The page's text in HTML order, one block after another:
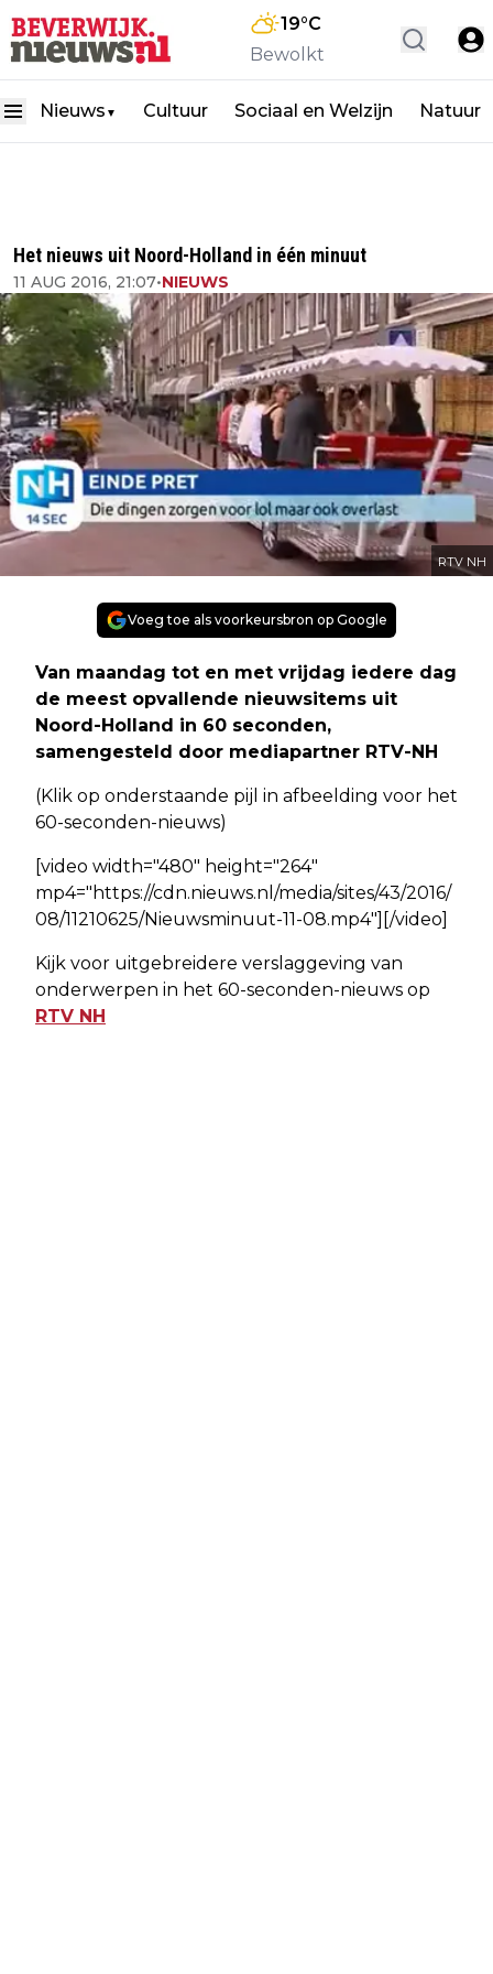
19°C
Bewolkt
Nieuws ▼ Cultuur Sociaal en Welzijn Natuur
Het nieuws uit Noord-Holland in één minuut
11 AUG 2016, 21:07•NIEUWS
RTV NH
Voeg toe als voorkeursbron op Google
Van maandag tot en met vrijdag iedere dag
de meest opvallende nieuwsitems uit
Noord-Holland in 60 seconden,
samengesteld door mediapartner RTV-NH
(Klik op onderstaande pijl in afbeelding voor het
60-seconden-nieuws)
[video width="480" height="264"
mp4="https://cdn.nieuws.nl/media/sites/43/2016/
08/11210625/Nieuwsminuut-11-08.mp4"][/video]
Kijk voor uitgebreidere verslaggeving van
onderwerpen in het 60-seconden-nieuws op
RTV NH